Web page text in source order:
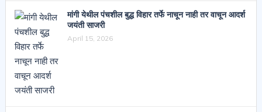
मांगी येथील पंचशील बुद्ध विहार तर्फे नाचून नाही तर वाचून आदर्श
जयंती साजरी
April 15, 2026